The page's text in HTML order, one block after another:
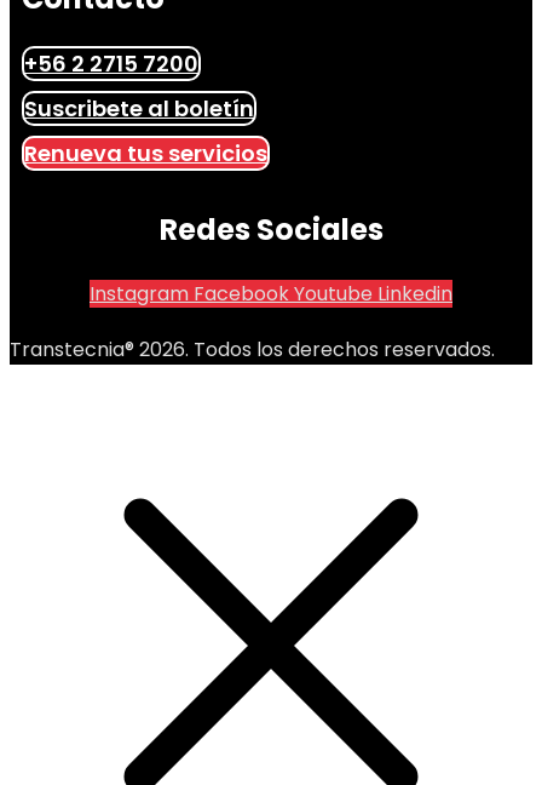
+56 2 2715 7200
Suscribete al boletín
Renueva tus servicios
Redes Sociales
Instagram FacebookYoutube Linkedin
Transtecnia® 2026. Todos los derechos reservados.